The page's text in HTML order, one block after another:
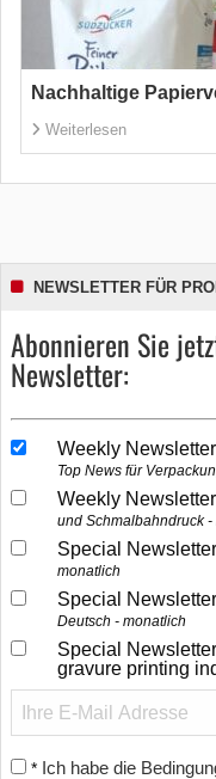
Nachhaltige
Weiterlesen
NEWSLETTER FÜR
Abonnieren Sie
Newsletter:
Weekly
Top News für
Weekly
und Schmalbahndruck -
Special
monatlich
Special
Deutsch - monatlich
Special
gravure printing
* Ich habe die